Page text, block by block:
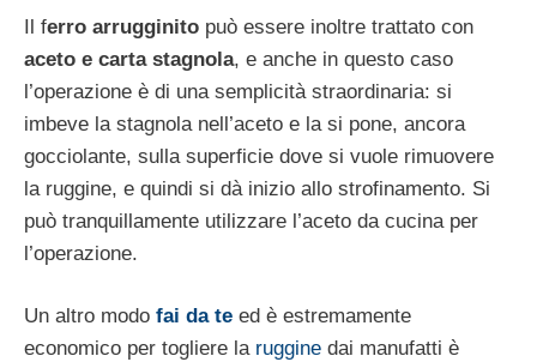
Il ferro arrugginito può essere inoltre trattato con
aceto e carta stagnola, e anche in questo caso
l’operazione è di una semplicità straordinaria: si
imbeve la stagnola nell’aceto e la si pone, ancora
gocciolante, sulla superficie dove si vuole rimuovere
la ruggine, e quindi si dà inizio allo strofinamento. Si
può tranquillamente utilizzare l’aceto da cucina per
l’operazione.
Un altro modo fai da te ed è estremamente
economico per togliere la ruggine dai manufatti è